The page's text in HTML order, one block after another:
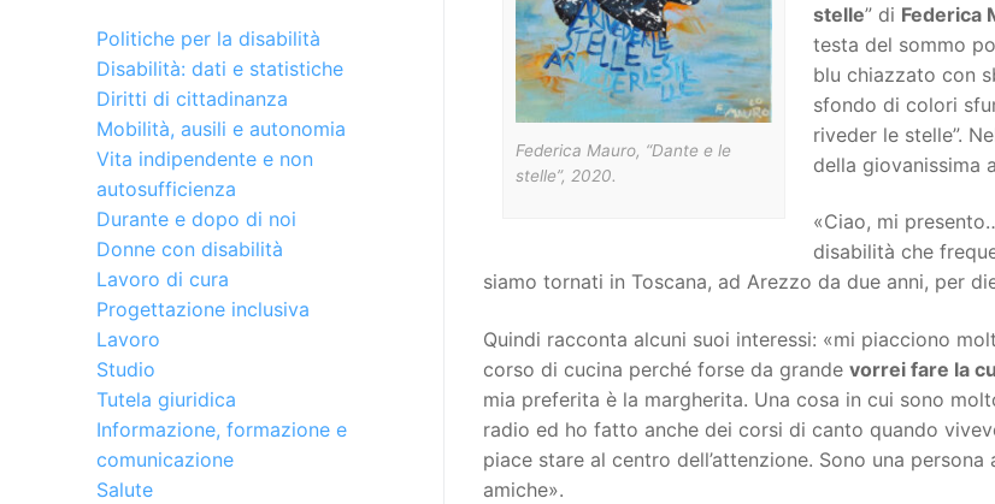
Federica Mauro, “Dante e le
stelle”, 2020.
stelle” di Federica
testa del sommo
blu chiazzato con
sfondo di colori
riveder le stelle”.
della giovanissima
«Ciao, mi
disabilità che
siamo tornati in Toscana, ad Arezzo da due anni, per
Quindi racconta alcuni suoi interessi: «mi piacciono
corso di cucina perché forse da grande vorrei fare la
mia preferita è la margherita. Una cosa in cui sono
radio ed ho fatto anche dei corsi di canto quando
piace stare al centro dell’attenzione. Sono una
amiche».
Politiche per la disabilità
Disabilità: dati e statistiche
Diritti di cittadinanza
Mobilità, ausili e autonomia
Vita indipendente e non
autosufficienza
Durante e dopo di noi
Donne con disabilità
Lavoro di cura
Progettazione inclusiva
Lavoro
Studio
Tutela giuridica
Informazione, formazione e
comunicazione
Salute